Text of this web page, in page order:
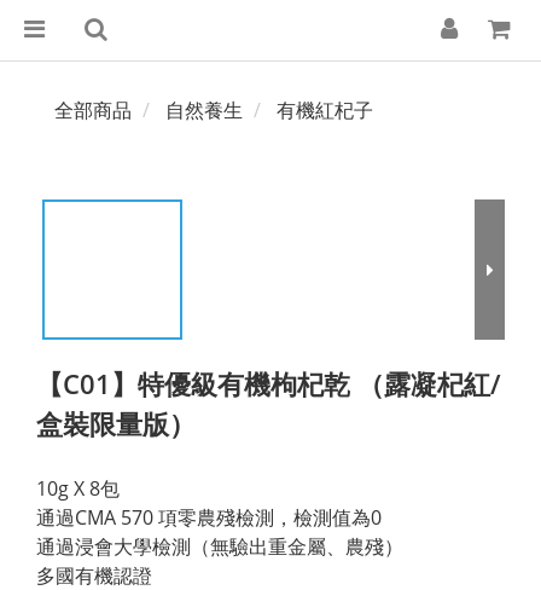
全部商品 自然養生 有機紅杞子
【C01】特優級有機枸杞乾 （露凝杞紅/
盒裝限量版）
10g X 8包
通過CMA 570 項零農殘檢測，檢測值為0
通過浸會大學檢測（無驗出重金屬、農殘）
多國有機認證